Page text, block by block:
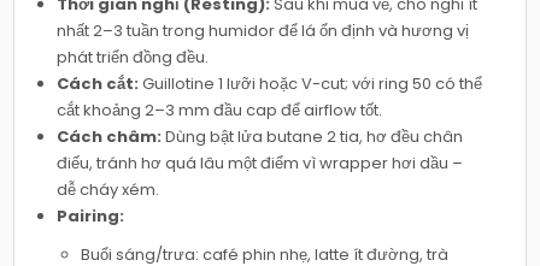
nhất 2–3 tuần trong humidor để lá ổn định và hương vị
phát triển đồng đều.
Cách cắt: Guillotine 1 lưỡi hoặc V-cut; với ring 50 có thể
cắt khoảng 2–3 mm đầu cap để airflow tốt.
Cách châm: Dùng bật lửa butane 2 tia, hơ đều chân
điếu, tránh hơ quá lâu một điểm vì wrapper hơi dầu –
dễ cháy xém.
Pairing:
Buổi sáng/trưa: café phin nhẹ, latte ít đường, trà